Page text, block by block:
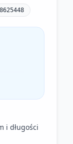
i długości